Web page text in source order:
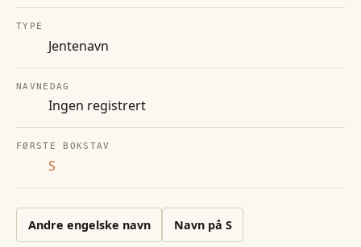
TYPE
Jentenavn
NAVNEDAG
Ingen registrert
FØRSTE BOKSTAV
S
Andre engelske navn Navn på S